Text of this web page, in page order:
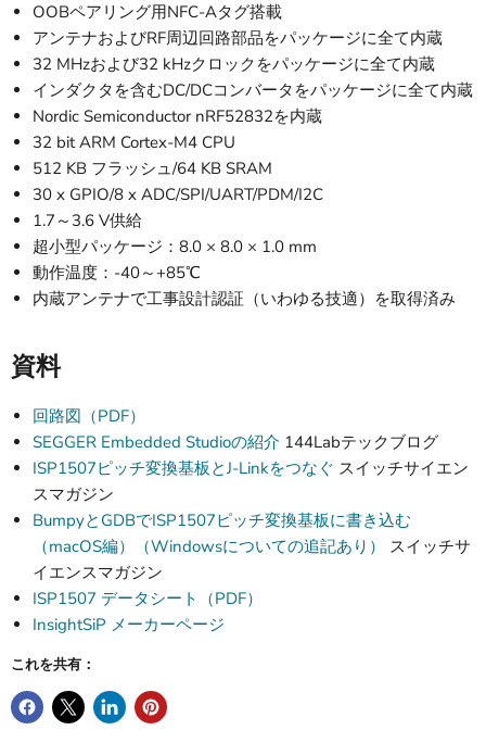
OOBペアリング用NFC-Aタグ搭載
アンテナおよびRF周辺回路部品をパッケージに全て内蔵
32 MHzおよび32 kHzクロックをパッケージに全て内蔵
インダクタを含むDC/DCコンバータをパッケージに全て内蔵
Nordic Semiconductor nRF52832を内蔵
32 bit ARM Cortex-M4 CPU
512 KB フラッシュ/64 KB SRAM
30 x GPIO/8 x ADC/SPI/UART/PDM/I2C
1.7～3.6 V供給
超小型パッケージ：8.0 × 8.0 × 1.0 mm
動作温度：-40～+85℃
内蔵アンテナで工事設計認証（いわゆる技適）を取得済み
資料
回路図（PDF）
SEGGER Embedded Studioの紹介 144Labテックブログ
ISP1507ピッチ変換基板とJ-Linkをつなぐ スイッチサイエン
スマガジン
BumpyとGDBでISP1507ピッチ変換基板に書き込む
（macOS編）（Windowsについての追記あり）
スイッチサ
イエンスマガジン
ISP1507 データシート（PDF）
InsightSiP メーカーページ
これを共有：